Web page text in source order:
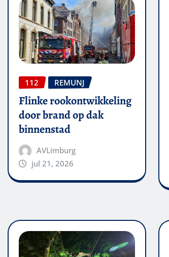
112 REMUNJ
Flinke rookontwikkeling
door brand op dak
binnenstad
AVLimburg
jul 21, 2026